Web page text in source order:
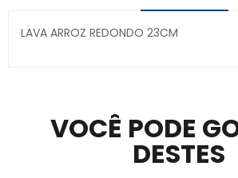
LAVA ARROZ REDONDO 23CM
VOCÊ PODE
DESTES